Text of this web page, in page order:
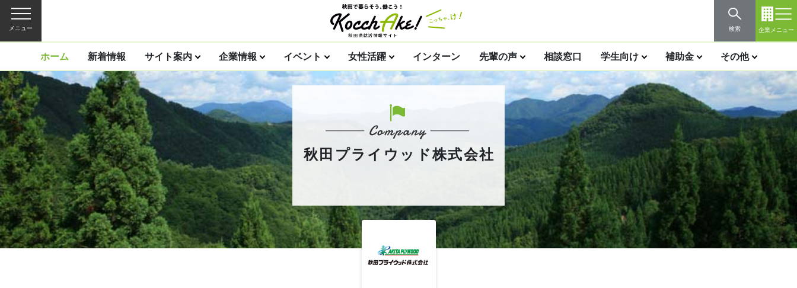
メニュー 検索 企業メニュー
ホーム 新着情報 サイト案内 企業情報 イベント 女性活躍 インターン 先輩の声 相談窓口 学生向け 補助金 その他
秋田プライウッド株式会社